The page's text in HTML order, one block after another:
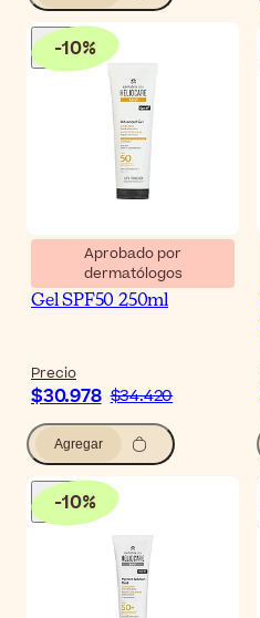
-10%
Aprobado por
dermatólogos
Heliocare 360 Advanced
Gel SPF50 250ml
Precio
$30.978 $34.420
Agregar
-10%